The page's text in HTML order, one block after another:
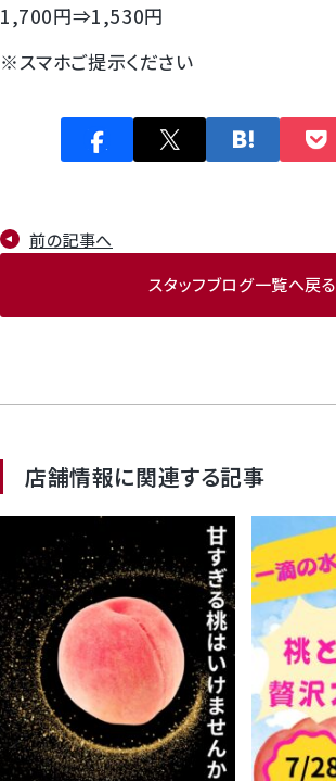
1,700円⇒1,530円
※スマホご提示ください
前の記事へ
スタッフブログ一覧へ戻る
店舗情報に関連する記事